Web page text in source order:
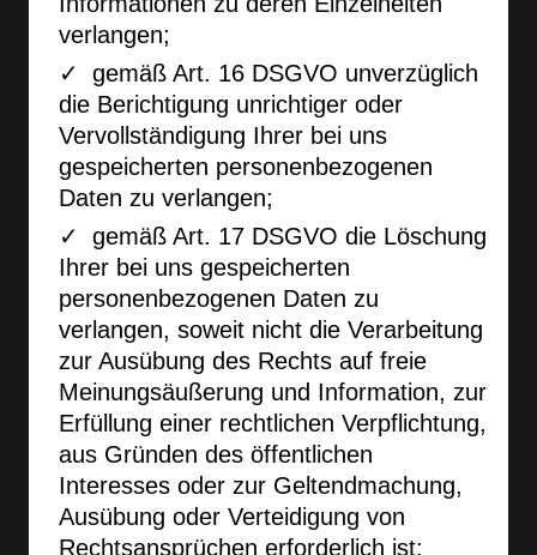
verlangen;
gemäß Art. 16 DSGVO unverzüglich
die Berichtigung unrichtiger oder
Vervollständigung Ihrer bei uns
gespeicherten personenbezogenen
Daten zu verlangen;
gemäß Art. 17 DSGVO die Löschung
Ihrer bei uns gespeicherten
personenbezogenen Daten zu
verlangen, soweit nicht die Verarbeitung
zur Ausübung des Rechts auf freie
Meinungsäußerung und Information, zur
Erfüllung einer rechtlichen Verpflichtung,
aus Gründen des öffentlichen
Interesses oder zur Geltendmachung,
Ausübung oder Verteidigung von
Rechtsansprüchen erforderlich ist;